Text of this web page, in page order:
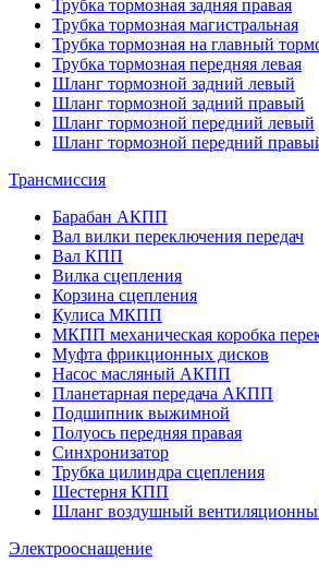
Трубка тормозная задняя правая
Трубка тормозная магистральная
Трубка тормозная на главный
Трубка тормозная передняя левая
Шланг тормозной задний левый
Шланг тормозной задний правый
Шланг тормозной передний левый
Шланг тормозной передний
Трансмиссия
Барабан АКПП
Вал вилки переключения передач
Вал КПП
Вилка сцепления
Корзина сцепления
Кулиса МКПП
МКПП механическая коробка
Муфта фрикционных дисков
Насос масляный АКПП
Планетарная передача АКПП
Подшипник выжимной
Полуось передняя правая
Синхронизатор
Трубка цилиндра сцепления
Шестерня КПП
Шланг воздушный
Электрооснащение